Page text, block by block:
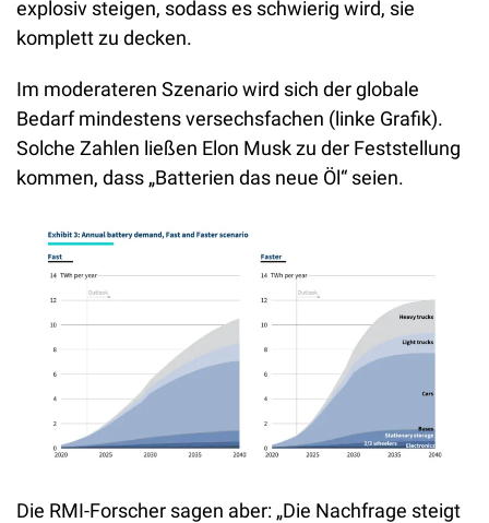
explosiv steigen, sodass es schwierig wird, sie
komplett zu decken.
Im moderateren Szenario wird sich der globale
Bedarf mindestens versechsfachen (linke Grafik).
Solche Zahlen ließen Elon Musk zu der Feststellung
kommen, dass „Batterien das neue Öl“ seien.
Die RMI-Forscher sagen aber: „Die Nachfrage steigt